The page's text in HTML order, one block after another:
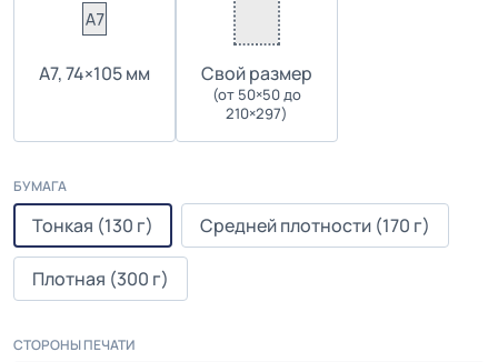
А7, 74×105 мм Cвой размер
(от 50×50 до
210×297)
БУМАГА
Тонкая (130 г) Средней плотности (170 г)
Плотная (300 г)
СТОРОНЫ ПЕЧАТИ